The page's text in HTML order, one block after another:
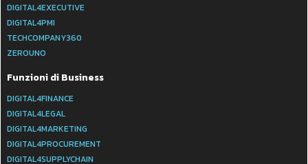
DIGITAL4EXECUTIVE
DIGITAL4PMI
TECHCOMPANY360
ZEROUNO
Funzioni di Business
DIGITAL4FINANCE
DIGITAL4LEGAL
DIGITAL4MARKETING
DIGITAL4PROCUREMENT
DIGITAL4SUPPLYCHAIN